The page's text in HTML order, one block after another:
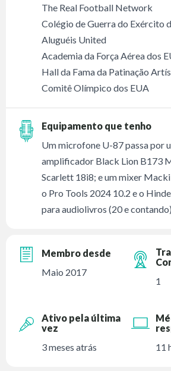
The Real Football Network
Colégio de Guerra do Exército
Aluguéis United
Academia da Força Aérea dos
Hall da Fama da Patinação
Comitê Olímpico dos EUA
Equipamento que tenho
Um microfone U-87 passa por
amplificador Black Lion B173
Scarlett 18i8; e um mixer
o Pro Tools 2024 10.2 e o
para audiolivros (20 e
Membro desde
Maio 2017
1
Ativo pela última
vez
3 meses atrás
11